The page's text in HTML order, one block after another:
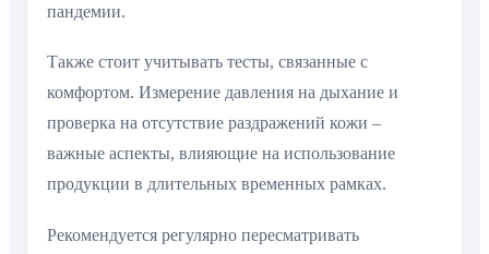
пандемии.
Также стоит учитывать тесты, связанные с
комфортом. Измерение давления на дыхание и
проверка на отсутствие раздражений кожи –
важные аспекты, влияющие на использование
продукции в длительных временных рамках.
Рекомендуется регулярно пересматривать